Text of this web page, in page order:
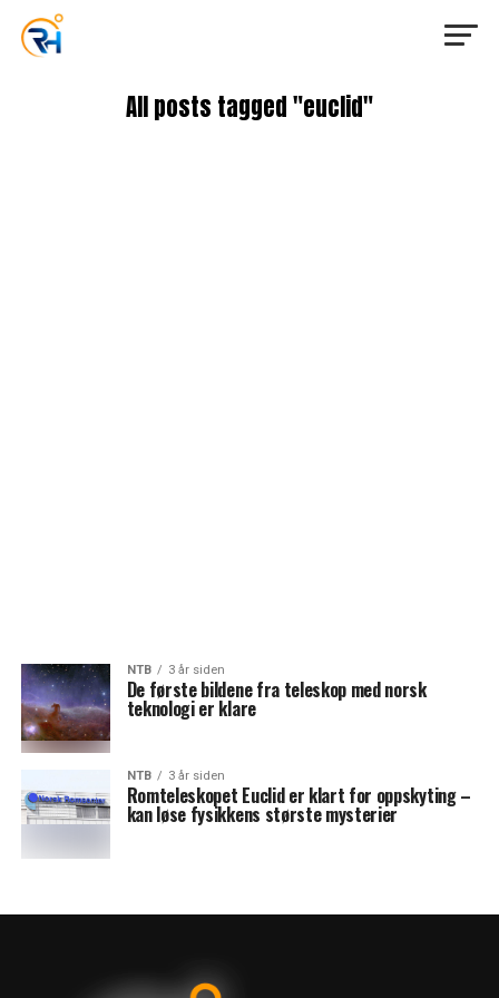
All posts tagged "euclid"
NTB 3 år siden
De første bildene fra teleskop med norsk
teknologi er klare
NTB 3 år siden
Romteleskopet Euclid er klart for oppskyting –
kan løse fysikkens største mysterier